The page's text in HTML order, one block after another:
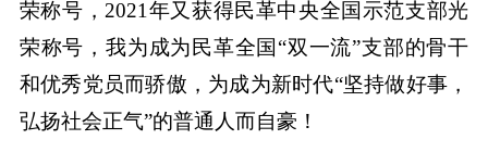
荣称号，2021年又获得民革中央全国示范支部光
荣称号，我为成为民革全国“双一流”支部的骨干
和优秀党员而骄傲，为成为新时代“坚持做好事，
弘扬社会正气”的普通人而自豪！